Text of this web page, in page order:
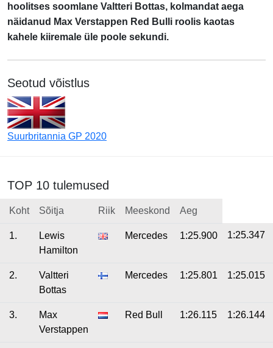
hoolitses soomlane Valtteri Bottas, kolmandat aega
näidanud Max Verstappen Red Bulli roolis kaotas
kahele kiiremale üle poole sekundi.
Seotud võistlus
Suurbritannia GP 2020
TOP 10 tulemused
Koht Sõitja Riik Meeskond Aeg
1.
Lewis
Hamilton
Mercedes 1:25.900 1:25.347
2.
Valtteri
Bottas
Mercedes 1:25.801 1:25.015
3.
Max
Verstappen
Red Bull 1:26.115 1:26.144